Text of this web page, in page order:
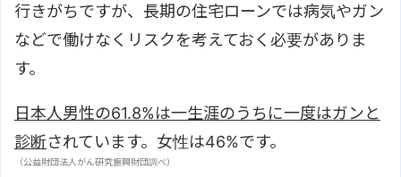
行きがちですが、長期の住宅ローンでは病気やガン
などで働けなくリスクを考えておく必要がありま
す。
日本人男性の61.8%は一生涯のうちに一度はガンと
診断されています。女性は46%です。
（公益財団法人がん研究振興財団調べ）